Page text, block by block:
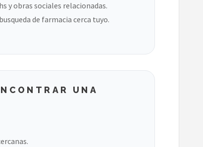
y obras sociales relacionadas.
de farmacia cerca tuyo.
UNA